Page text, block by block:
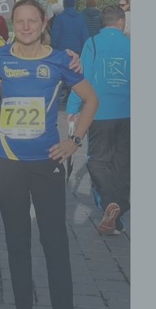
der automatisierten
Daten, die darin besteht,
Daten verwendet werden,
die sich auf eine
um Aspekte
Gesundheit, persönlicher
Aufenthaltsort oder
zu analysieren oder
ist die Verarbeitung
welche die
Informationen nicht
Person zugeordnet
Informationen gesondert
organisatorischen